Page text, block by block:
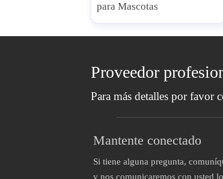
para Mascotas
Proveedor
Para más detalles por favor
Mantente conectado
Si tiene alguna pregunta,
y nos comunicaremos con usted